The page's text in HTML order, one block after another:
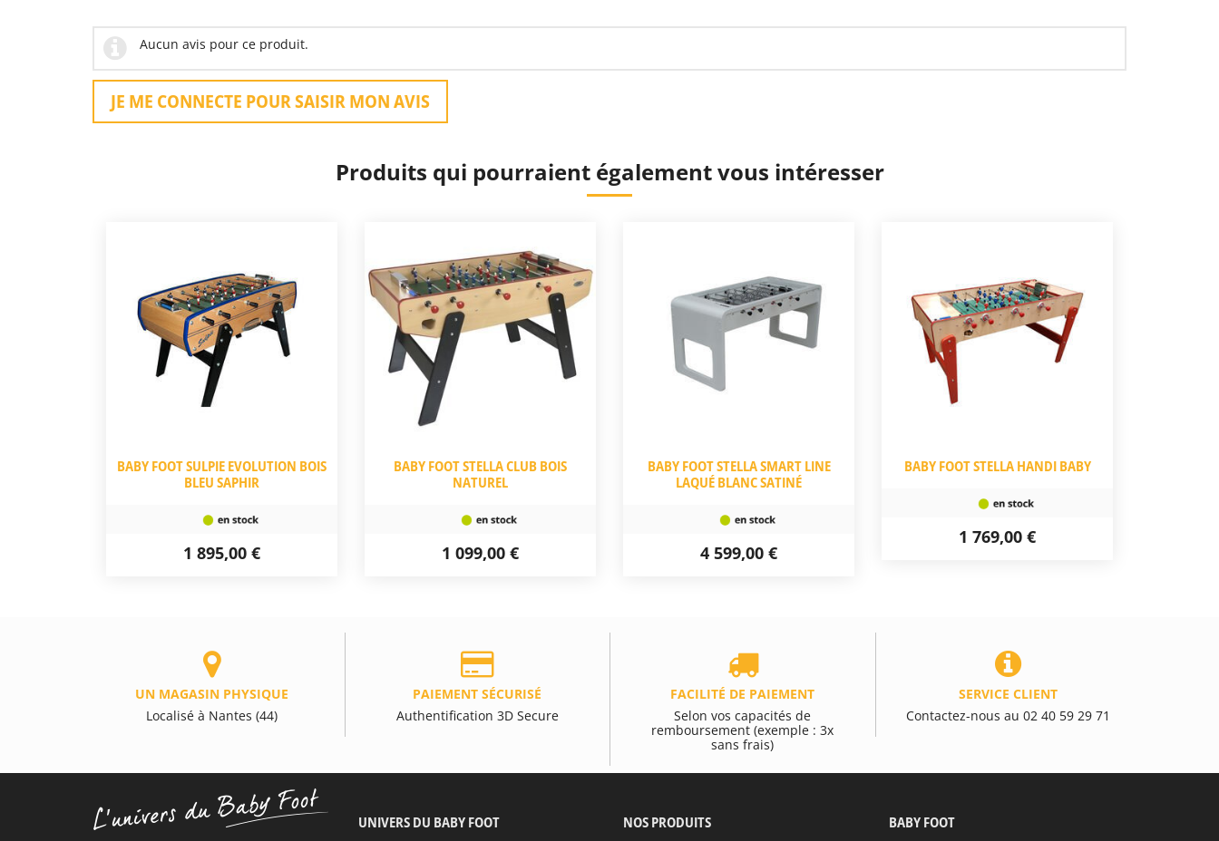
Aucun avis pour ce produit.
JE ME CONNECTE POUR SAISIR MON AVIS
Produits qui pourraient également vous intéresser
BABY FOOT SULPIE EVOLUTION BOIS
BLEU SAPHIR
1 895,00 €
BABY FOOT STELLA CLUB BOIS
NATUREL
1 099,00 €
BABY FOOT STELLA SMART LINE
LAQUÉ BLANC SATINÉ
4 599,00 €
BABY FOOT STELLA HANDI BABY
1 769,00 €
UN MAGASIN PHYSIQUE
Localisé à Nantes (44)
PAIEMENT SÉCURISÉ
Authentification 3D Secure
FACILITÉ DE PAIEMENT
Selon vos capacités de
remboursement (exemple : 3x
sans frais)
SERVICE CLIENT
Contactez-nous au 02 40 59 29 71
UNIVERS DU BABY FOOT NOS PRODUITS BABY FOOT